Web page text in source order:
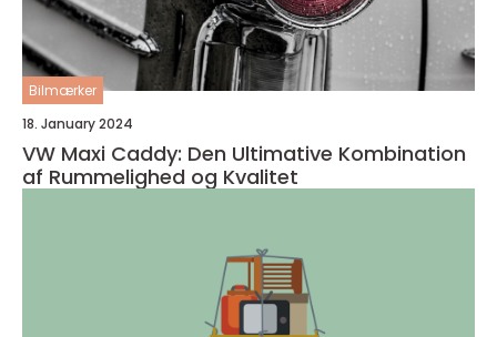
Bilmærker
18. January 2024
VW Maxi Caddy: Den Ultimative Kombination
af Rummelighed og Kvalitet